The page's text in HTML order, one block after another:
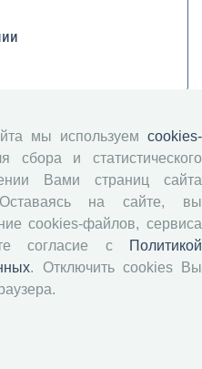
перемены
развития
мы используем cookies-
и статистического
Вами страниц сайта
на сайте, вы
cookies-файлов, сервиса
согласие с
Политикой
. Отключить cookies Вы